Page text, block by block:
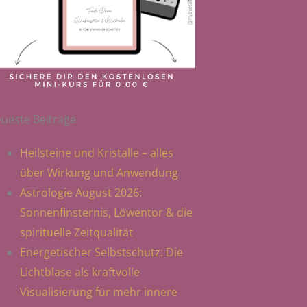
Beiträge
Heilsteine und Kristalle – alles
über Wirkung und Anwendung
Astrologie August 2026:
Sonnenfinsternis, Löwentor & die
spirituelle Zeitqualität
Energetischer Selbstschutz: Die
Lichtblase als kraftvolle
Visualisierung für mehr innere